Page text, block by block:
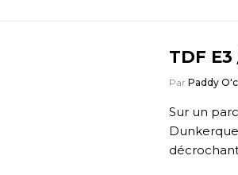
TDF
Par Paddy
Sur un